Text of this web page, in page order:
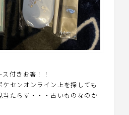
付きお箸！！
センオンライン上を探しても
当たらず・・・古いものなのか